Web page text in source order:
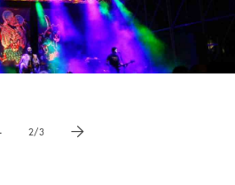
vai a immagne precedente
2/3 vai a immagine successiva